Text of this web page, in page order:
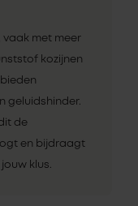
vaak met meer
kozijnen
geluidshinder.
de
en bijdraagt
klus.